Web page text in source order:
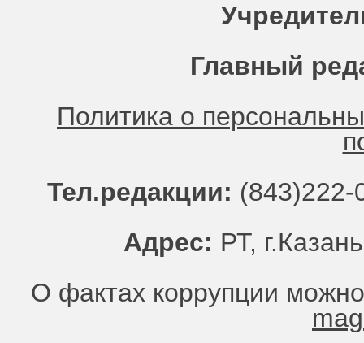
Главный
Политика о
Тел.редакции:
Адрес: РТ,
О фактах коррупции